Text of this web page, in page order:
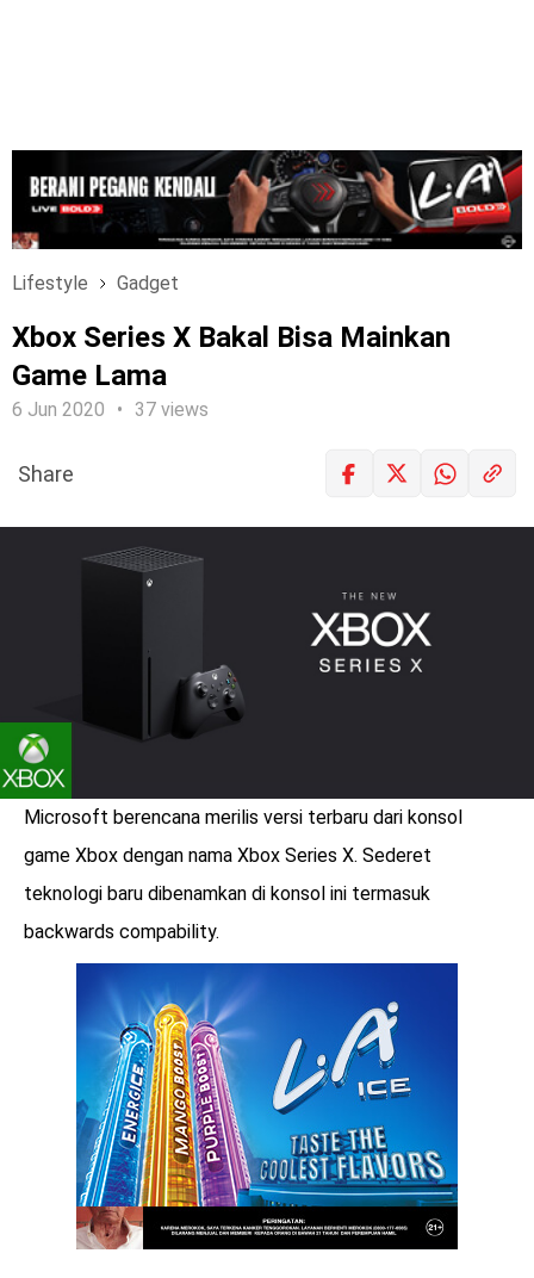
Lifestyle Gadget
Xbox Series X Bakal Bisa Mainkan
Game Lama
6 Jun 2020 37 views
benefit
menarik
Share
Microsoft berencana merilis versi terbaru dari konsol
game Xbox dengan nama Xbox Series X. Sederet
teknologi baru dibenamkan di konsol ini termasuk
backwards compability.